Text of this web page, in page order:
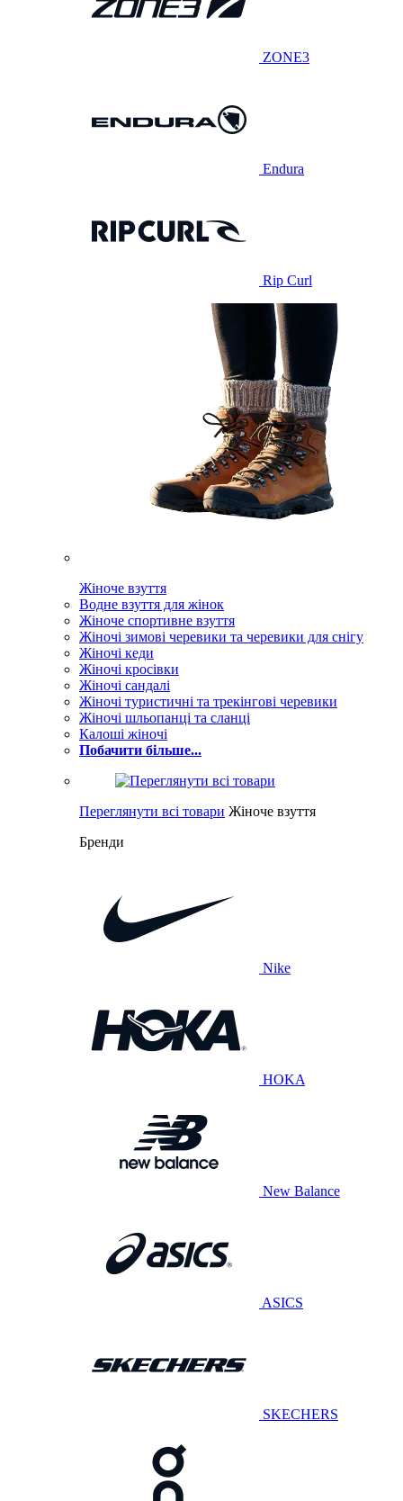
ZONE3
Endura
Rip Curl
Жіноче взуття
Водне взуття для жінок
Жіноче спортивне взуття
Жіночі зимові черевики та черевики для снігу
Жіночі кеди
Жіночі кросівки
Жіночі сандалі
Жіночі туристичні та трекінгові черевики
Жіночі шльопанці та сланці
Калоші жіночі
Побачити більше...
Переглянути всі товари Жіноче взуття
Бренди
Nike
HOKA
New Balance
ASICS
SKECHERS